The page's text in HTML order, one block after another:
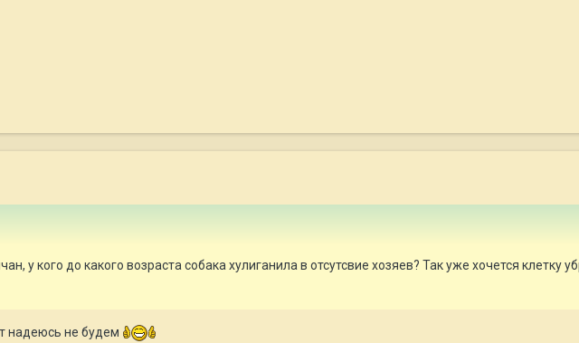
у кого до какого возраста собака хулиганила в отсутсвие хозяев? Так уже хочется клетку
надеюсь не будем